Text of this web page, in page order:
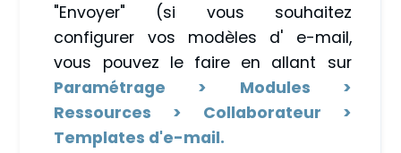
"Envoyer" (si vous souhaitez
configurer vos modèles d' e-mail,
vous pouvez le faire en allant sur
Paramétrage > Modules >
Ressources > Collaborateur >
Templates d'e-mail.